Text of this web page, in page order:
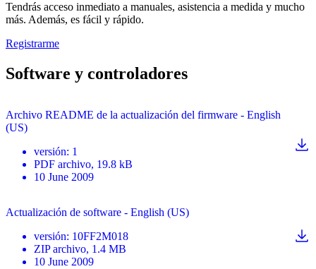
Tendrás acceso inmediato a manuales, asistencia a medida y mucho
más. Además, es fácil y rápido.
Registrarme
Software y controladores
Archivo README de la actualización del firmware - English
(US)
versión: 1
PDF archivo, 19.8 kB
10 June 2009
Actualización de software - English (US)
versión: 10FF2M018
ZIP archivo, 1.4 MB
10 June 2009